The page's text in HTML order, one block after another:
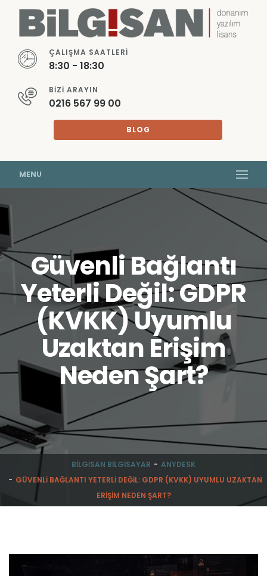
ÇALIŞMA SAATLERI
8:30 - 18:30
BIZI ARAYIN
0216 567 99 00
BLOG
MENU
Güvenli Bağlantı
Yeterli Değil: GDPR
(KVKK) Uyumlu
Uzaktan Erişim
Neden Şart?
BILGISAN BILGISAYAR
ANYDESK
GÜVENLI BAĞLANTI YETERLI DEĞIL: GDPR (KVKK) UYUMLU UZAKTAN
ERIŞIM NEDEN ŞART?